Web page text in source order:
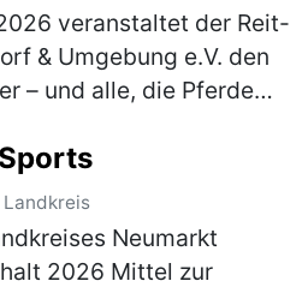
veranstaltet der Reit-
& Umgebung e.V. den
– und alle, die Pferde
Landkreis
Neumarkt
2026 Mittel zur